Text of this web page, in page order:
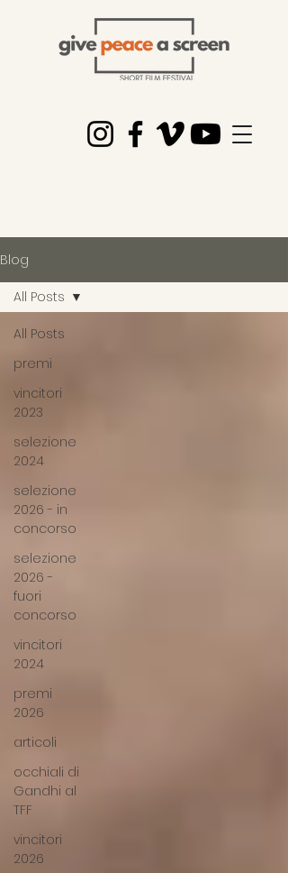
Blog
All Posts
premi
vincitori
2023
selezione
2024
selezione
2026 - in
concorso
selezione
2026 -
fuori
concorso
vincitori
2024
premi
2026
articoli
occhiali di
Gandhi al
TFF
vincitori
2026
All Posts